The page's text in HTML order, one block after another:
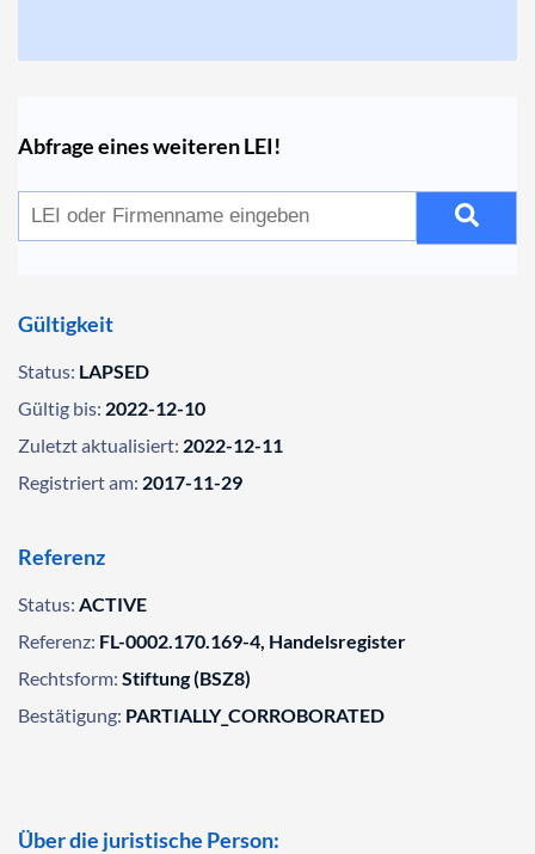
Abfrage eines weiteren LEI!
Gültigkeit
Status: LAPSED
Gültig bis: 2022-12-10
Zuletzt aktualisiert: 2022-12-11
Registriert am: 2017-11-29
Referenz
Status: ACTIVE
Referenz: FL-0002.170.169-4, Handelsregister
Rechtsform: Stiftung (BSZ8)
Bestätigung: PARTIALLY_CORROBORATED
Über die juristische Person: